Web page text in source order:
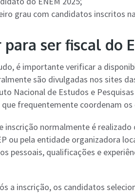
grau com candidatos inscritos
ser fiscal do
é importante verificar a
são divulgadas nos sites
Nacional de Estudos e
frequentemente coordenam
inscrição normalmente é
ou pela entidade organizadora
pessoais, qualificações e
a inscrição, os candidatos